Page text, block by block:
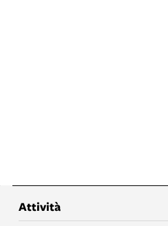
Attività